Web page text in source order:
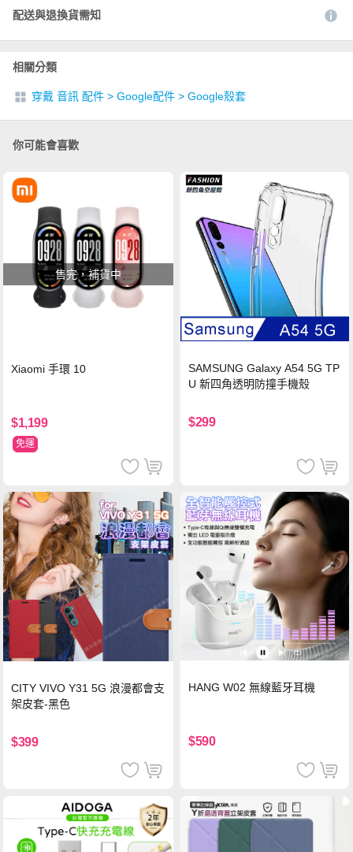
配送與退換貨需知
相關分類
穿戴 音訊 配件 > Google配件 > Google殼套
你可能會喜歡
售完，補貨中
Xiaomi 手環 10
$1,199
免運
SAMSUNG Galaxy A54 5G TP
U 新四角透明防撞手機殼
$299
CITY VIVO Y31 5G 浪漫都會支
架皮套-黑色
$399
HANG W02 無線藍牙耳機
$590